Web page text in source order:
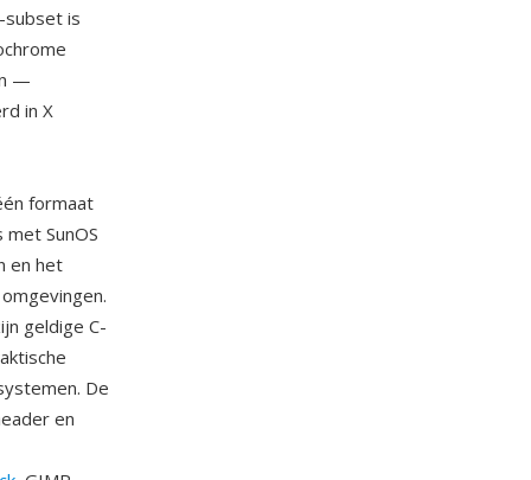
subset is
—
in X
formaat
SunOS
en het
geldige C-
De
en